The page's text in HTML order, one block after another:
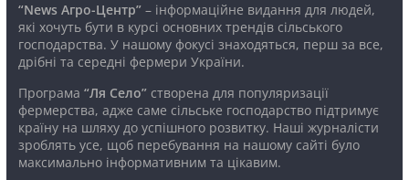
“News Агро-Центр”– інформаційне видання для людей,
які хочуть бути в курсі основних трендів сільського
господарства. У нашому фокусі знаходяться, перш за все,
дрібні та середні фермери України.
Програма “Ля Село”створена для популяризації
фермерства, адже саме сільське господарство підтримує
країну на шляху до успішного розвитку. Наші журналісти
зроблять усе, щоб перебування на нашому сайті було
максимально інформативним та цікавим.